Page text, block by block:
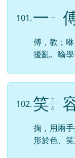
101.一 ㄧ
傅，教；
擾亂。喻學
102.笑 ㄒ
ㄧ
ㄠ
ˋ
掬，用兩
形於色、笑